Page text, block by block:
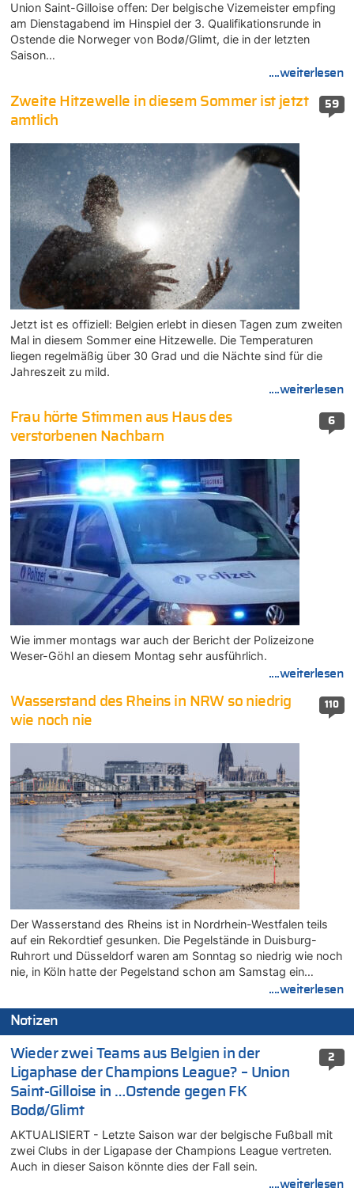
Union Saint-Gilloise offen: Der belgische Vizemeister empfing
am Dienstagabend im Hinspiel der 3. Qualifikationsrunde in
Ostende die Norweger von Bodø/Glimt, die in der letzten
Saison…
....weiterlesen
59
Zweite Hitzewelle in diesem Sommer ist jetzt
amtlich
Jetzt ist es offiziell: Belgien erlebt in diesen Tagen zum zweiten
Mal in diesem Sommer eine Hitzewelle. Die Temperaturen
liegen regelmäßig über 30 Grad und die Nächte sind für die
Jahreszeit zu mild.
....weiterlesen
6
Frau hörte Stimmen aus Haus des
verstorbenen Nachbarn
Wie immer montags war auch der Bericht der Polizeizone
Weser-Göhl an diesem Montag sehr ausführlich.
....weiterlesen
110
Wasserstand des Rheins in NRW so niedrig
wie noch nie
Der Wasserstand des Rheins ist in Nordrhein-Westfalen teils
auf ein Rekordtief gesunken. Die Pegelstände in Duisburg-
Ruhrort und Düsseldorf waren am Sonntag so niedrig wie noch
nie, in Köln hatte der Pegelstand schon am Samstag ein…
....weiterlesen
Notizen
2
Wieder zwei Teams aus Belgien in der
Ligaphase der Champions League? – Union
Saint-Gilloise in …Ostende gegen FK
Bodø/Glimt
AKTUALISIERT - Letzte Saison war der belgische Fußball mit
zwei Clubs in der Ligapase der Champions League vertreten.
Auch in dieser Saison könnte dies der Fall sein.
....weiterlesen